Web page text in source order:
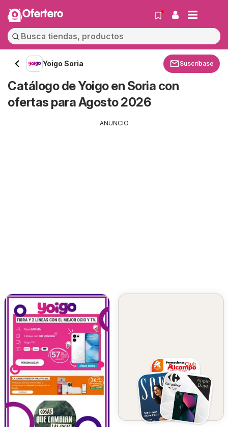
Ofertero
Yoigo Soria Suscríbase
Catálogo de Yoigo en Soria con
ofertas para Agosto 2026
ANUNCIO